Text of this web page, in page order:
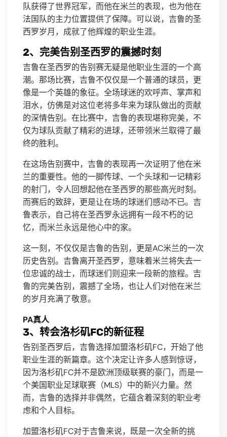
队获得了世界冠军，而他在米兰的表现，也为他在
法国队的主力位置提供了保障。可以说，吉鲁的圣
西罗岁月，成就了他辉煌的职业生涯。
2、完美告别圣西罗的震撼时刻
吉鲁在圣西罗的告别赛无疑是他职业生涯的一个高
潮。那场比赛，吉鲁不仅仅是一个普通的球员，更
像是一个英雄的象征。全场球迷的欢呼声、掌声和
泪水，仿佛是对这位老将多年来为球队做出的贡献
的深情告别。在比赛中，吉鲁的表现堪称完美，不
仅为球队贡献了精彩的进球，还带领米兰取得了最
终的胜利。
在这场告别赛中，吉鲁的表现再一次证明了他在米
兰的重要性。他的一脚传球、一个头球和一记精彩
的射门，令人回想起他在圣西罗的那些高光时刻。
而赛后的致辞，更是让在场的球迷们感动不已。吉
鲁表示，自己将在圣西罗永远拥有一段不朽的记
忆，而米兰永远是他心中的家。
这一刻，不仅仅是吉鲁的告别，更是AC米兰的一次
历史告别。吉鲁离开圣西罗，意味着米兰将失去一
位忠诚的战士，而球迷们则迎来一段新的旅程。吉
鲁的完美告别，震撼了全场，也让人们对他在米兰
的岁月充满了敬意。
PA真人
3、转会洛杉矶FC的新征程
告别圣西罗后，吉鲁选择加盟洛杉矶FC，开始了他
职业生涯的新篇章。这个决定让许多人感到惊讶，
因为洛杉矶FC并不是欧洲顶级联赛的豪门，而是一
个美国职业足球联赛（MLS）中的新兴力量。然
而，吉鲁的选择并非偶然，它蕴含着深刻的职业考
虑和个人目标。
加盟洛杉矶FC对于吉鲁来说，既是一次全新的挑